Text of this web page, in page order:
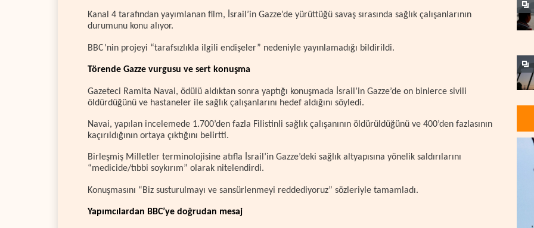
Kanal 4 tarafından yayımlanan film, İsrail’in Gazze’de yürüttüğü savaş sırasında sağlık çalışanlarının
durumunu konu alıyor.
BBC’nin projeyi “tarafsızlıkla ilgili endişeler” nedeniyle yayınlamadığı bildirildi.
Törende Gazze vurgusu ve sert konuşma
Gazeteci Ramita Navai, ödülü aldıktan sonra yaptığı konuşmada İsrail’in Gazze’de on binlerce sivili
öldürdüğünü ve hastaneler ile sağlık çalışanlarını hedef aldığını söyledi.
Navai, yapılan incelemede 1.700’den fazla Filistinli sağlık çalışanının öldürüldüğünü ve 400’den fazlasının
kaçırıldığının ortaya çıktığını belirtti.
Birleşmiş Milletler terminolojisine atıfla İsrail’in Gazze’deki sağlık altyapısına yönelik saldırılarını
“medicide/tıbbi soykırım” olarak nitelendirdi.
Konuşmasını “Biz susturulmayı ve sansürlenmeyi reddediyoruz” sözleriyle tamamladı.
Yapımcılardan BBC’ye doğrudan mesaj